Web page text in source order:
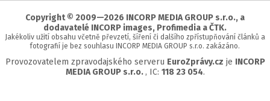
stránky
Copyright © 2009—2026 INCORP MEDIA GROUP s.r.o., a
dodavatelé INCORP images, Profimedia a ČTK.
Jakékoliv užití obsahu včetně převzetí, šíření či dalšího zpřístupňování článků a
fotografií je bez souhlasu INCORP MEDIA GROUP s.r.o. zakázáno.
Provozovatelem zpravodajského serveru EuroZprávy.cz je INCORP
MEDIA GROUP s.r.o., IC: 118 23 054.